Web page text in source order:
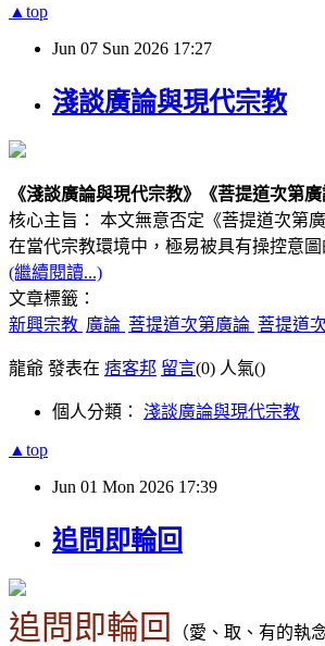
▲top
Jun 07 Sun 2026 17:27
淺談廣論與現代宗教
《淺談廣論與現代宗教》 《菩提道次第廣
核心主旨： 本文無意否定《菩提道次第
在當代宗教環境中，極易被具有操控意
(繼續閱讀...)
文章標籤：
新興宗教 廣論 菩提道次第廣論 菩提道
龍爺 發表在 痞客邦 留言(0) 人氣()
個人分類： 淺談廣論與現代宗教
▲top
Jun 01 Mon 2026 17:39
追問即輪回
追問即輪回 （愛、取、有的執